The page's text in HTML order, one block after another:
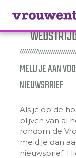
MELD JE AAN
NIEUWSBRIEF
Als je op de
blijven van al
rondom de
meld je dan
nieuwsbrief.